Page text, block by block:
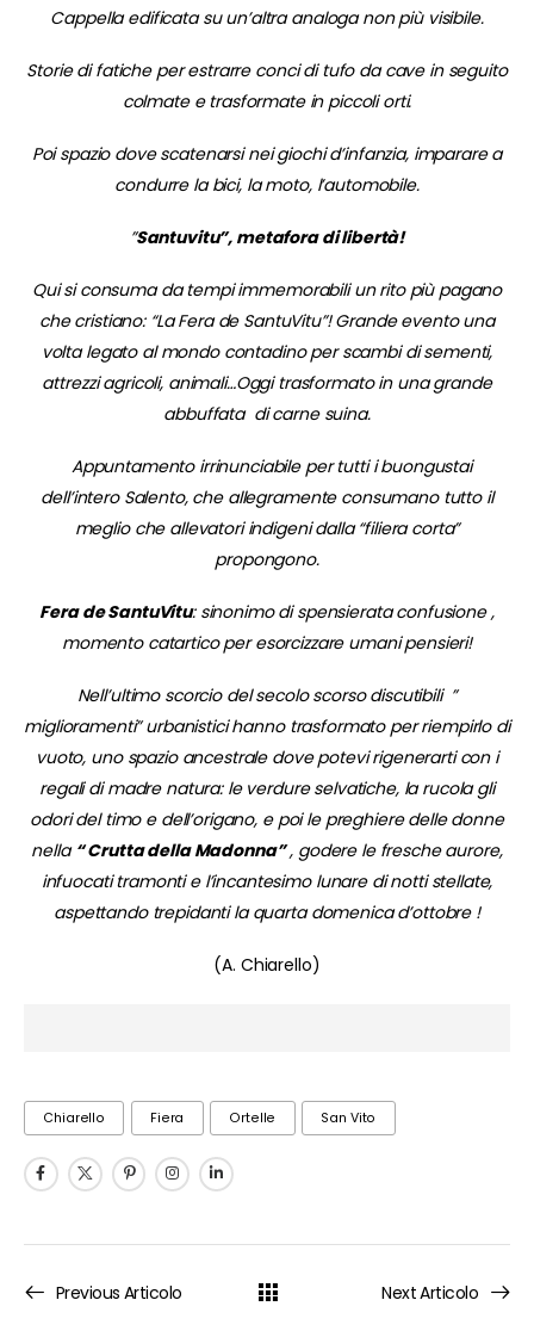
Cappella edificata su un’altra analoga non più visibile.
Storie di fatiche per estrarre conci di tufo da cave in seguito
colmate e trasformate in piccoli orti.
Poi spazio dove scatenarsi nei giochi d’infanzia, imparare a
condurre la bici, la moto, l’automobile.
”Santuvitu”, metafora di libertà!
Qui si consuma da tempi immemorabili un rito più pagano
che cristiano: “La Fera de SantuVitu”! Grande evento una
volta legato al mondo contadino per scambi di sementi,
attrezzi agricoli, animali…Oggi trasformato in una grande
abbuffata di carne suina.
Appuntamento irrinunciabile per tutti i buongustai
dell’intero Salento, che allegramente consumano tutto il
meglio che allevatori indigeni dalla “filiera corta”
propongono.
Fera de SantuVitu: sinonimo di spensierata confusione ,
momento catartico per esorcizzare umani pensieri!
Nell’ultimo scorcio del secolo scorso discutibili ”
miglioramenti” urbanistici hanno trasformato per riempirlo di
vuoto, uno spazio ancestrale dove potevi rigenerarti con i
regali di madre natura: le verdure selvatiche, la rucola gli
odori del timo e dell’origano, e poi le preghiere delle donne
nella “ Crutta della Madonna”, godere le fresche aurore,
infuocati tramonti e l’incantesimo lunare di notti stellate,
aspettando trepidanti la quarta domenica d’ottobre !
(A. Chiarello)
Chiarello Fiera Ortelle San Vito
Previous Articolo Next Articolo